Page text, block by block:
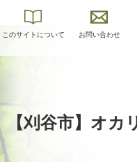
このサイトについて お問い合わせ
【刈谷市】オ